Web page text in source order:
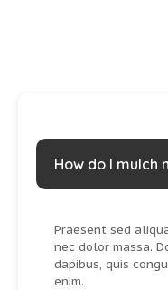
How do I mulch
Praesent sed
nec dolor massa.
dapibus, quis
enim.